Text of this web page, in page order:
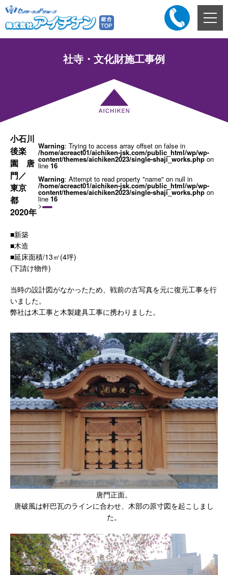
メ
ニ
ュ
社寺・文化財施工事例
小石川
後楽
園 唐
門／
東京
都
2020年
Warning: Trying to access array offset on false in
/home/acreact01/aichiken-jsk.com/public_html/wp/wp-
content/themes/aichiken2023/single-shaji_works.phpon
line 16
Warning: Attempt to read property "name" on null in
/home/acreact01/aichiken-jsk.com/public_html/wp/wp-
content/themes/aichiken2023/single-shaji_works.phpon
line 16
>
■新築
■木造
■延床面積/13㎡(4坪)
(下請け物件)
当時の設計図がなかったため、戦前の古写真を元に復元工事を行
いました。
弊社は木工事と木製建具工事に携わりました。
唐門正面。
唐破風は軒巴瓦のラインに合わせ、木部の原寸図を起こしまし
た。